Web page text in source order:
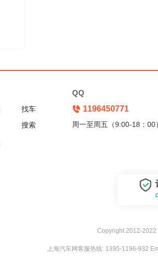
找车
搜索
QQ
1196450771
周一至周五（9:00-18：00）
Copyright 2012-2022
上海汽车网客服热线: 1395-1196-932